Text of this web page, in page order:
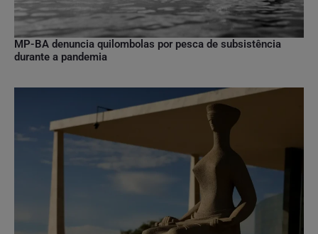
MP-BA denuncia quilombolas por pesca de subsistência
durante a pandemia